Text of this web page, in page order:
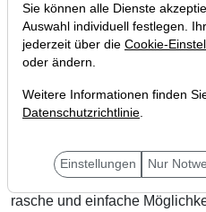
der TraderFox Screener am
rasche und einfache
Sie können alle Dienste
Auswahl individuell festlegen.
jederzeit über die Cookie-
oder ändern.
Weitere Informationen finden
Datenschutzrichtlinie.
Einstellungen Nur